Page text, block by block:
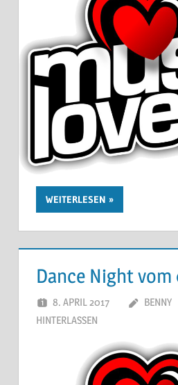
WEITERLESEN
Dance Night
8. APRIL 2017 BENNY
HINTERLASSEN